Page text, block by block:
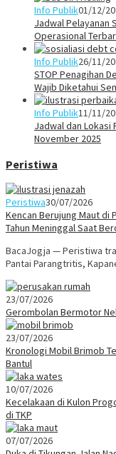
Info Publik01/12/
Jadwal Pelayanan
Operasional
Info Publik26/11/
STOP Penagihan
Wajib Diketahui
Info Publik11/11/
Jadwal dan Lokasi
November 2025
Peristiwa
Peristiwa30/07/2026
Kencan Berujung Maut di
Tahun Meninggal Saat
BacaJogja — Peristiwa
Pantai Parangtritis,
23/07/2026
Gerombolan Bermotor
23/07/2026
Kronologi Mobil Brimob
Bantul
10/07/2026
Kecelakaan di Kulon
di TKP
07/07/2026